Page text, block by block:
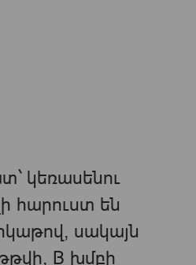
կեռասենու
հարուստ են
սակայն
B խմբի